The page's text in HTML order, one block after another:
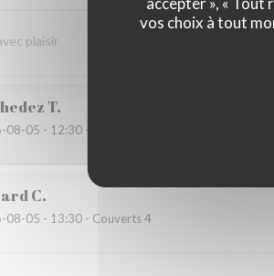
vos choix à tout
plaisir
T
08-05 - 12:30 - Couverts 2
C
08-05 - 13:30 - Couverts 4